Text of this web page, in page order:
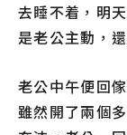
去睡不着，明
是老公主動，
老公中午便回
雖然開了兩個